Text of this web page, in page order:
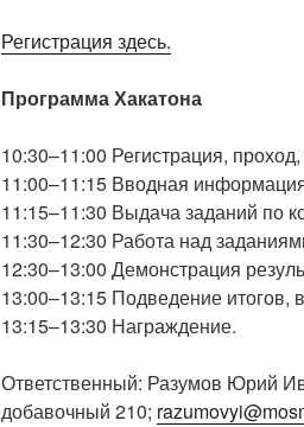
Регистрация здесь.
Программа Хакатона
10:30–11:00 Регистрация,
11:00–11:15 Вводная
11:15–11:30 Выдача заданий по
11:30–12:30 Работа над
12:30–13:00 Демонстрация
13:00–13:15 Подведение итогов,
13:15–13:30 Награждение.
Ответственный: Разумов Юрий
добавочный 210;